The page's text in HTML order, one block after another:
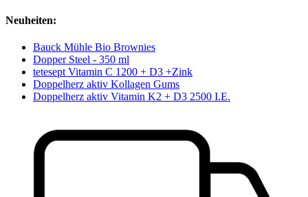
Neuheiten:
Bauck Mühle Bio Brownies
Dopper Steel - 350 ml
tetesept Vitamin C 1200 + D3 +Zink
Doppelherz aktiv Kollagen Gums
Doppelherz aktiv Vitamin K2 + D3 2500 I.E.